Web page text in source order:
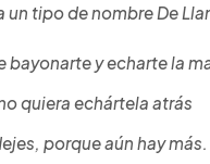
un tipo de nombre De
bayonarte y echarte la
quiera echártela atrás
porque aún hay más.